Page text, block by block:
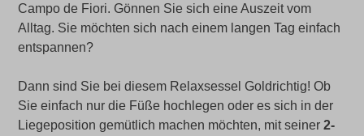
Campo de Fiori. Gönnen Sie sich eine Auszeit vom
Alltag. Sie möchten sich nach einem langen Tag einfach
entspannen?
Dann sind Sie bei diesem Relaxsessel Goldrichtig! Ob
Sie einfach nur die Füße hochlegen oder es sich in der
Liegeposition gemütlich machen möchten, mit seiner 2-